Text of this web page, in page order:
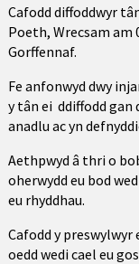
Cafodd diffoddwyr
Poeth, Wrecsam am
Gorffennaf.
Fe anfonwyd dwy
y tân ei ddiffodd gan
anadlu ac yn
Aethpwyd â thri o
oherwydd eu bod
eu rhyddhau.
Cafodd y preswylwyr
oedd wedi cael eu